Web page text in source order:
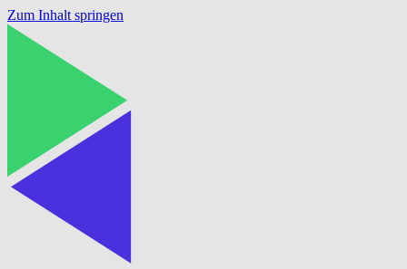
Zum Inhalt springen